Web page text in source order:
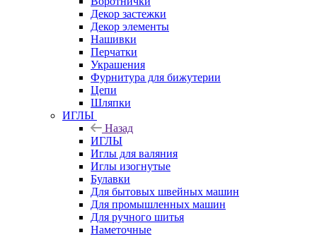
Декор застежки
Декор элементы
Нашивки
Перчатки
Украшения
Фурнитура для бижутерии
Цепи
Шляпки
ИГЛЫ
Назад
ИГЛЫ
Иглы для валяния
Иглы изогнутые
Булавки
Для бытовых швейных машин
Для промышленных машин
Для ручного шитья
Наметочные